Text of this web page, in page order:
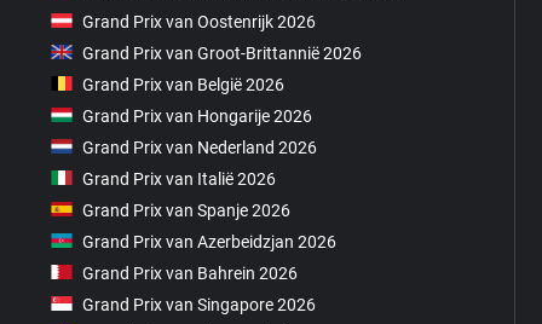
Grand Prix van Oostenrijk 2026
Grand Prix van Groot-Brittannië 2026
Grand Prix van België 2026
Grand Prix van Hongarije 2026
Grand Prix van Nederland 2026
Grand Prix van Italië 2026
Grand Prix van Spanje 2026
Grand Prix van Azerbeidzjan 2026
Grand Prix van Bahrein 2026
Grand Prix van Singapore 2026